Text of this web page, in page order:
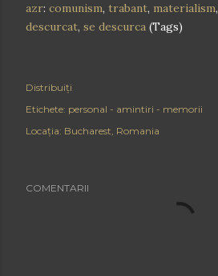
azr: comunism, trabant, materialism,
descurcat, se descurca (Tags)
Distribuiți
Etichete: personal - amintiri - memorii
Locația: Bucharest, Romania
COMENTARII